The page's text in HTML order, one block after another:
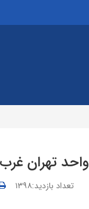
تهران غرب
تعداد بازدید:۱۳۹۸